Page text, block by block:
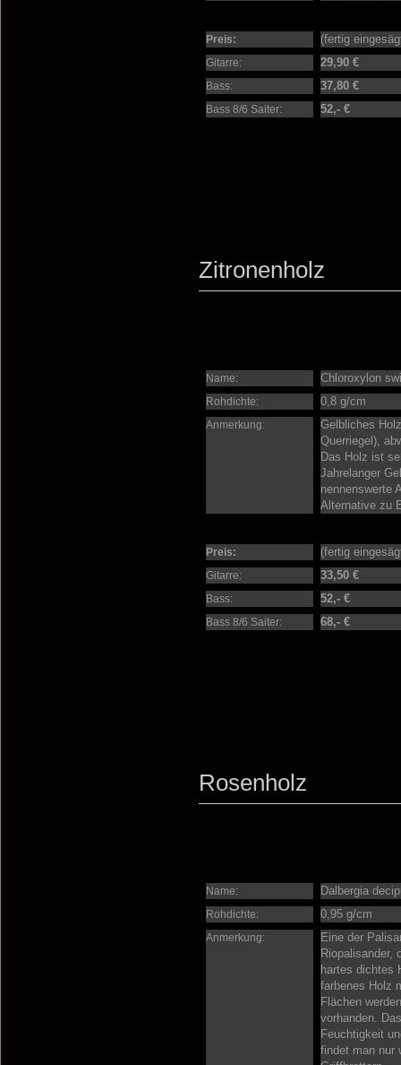
Preis: (fertig
Gitarre: 29,90 €
Bass: 37,80 €
Bass 8/6 Saiter: 52,- €
Zitronenholz
Name: Chloroxylon
Rohdichte: 0,8 g/cm
Anmerkung:
Gelbliches
Querriegel),
Das Holz ist
Jahrelanger
nennenswerte
Alternative zu
Preis: (fertig
Gitarre: 33,50 €
Bass: 52,- €
Bass 8/6 Saiter: 68,- €
Rosenholz
Name: Dalbergia
Rohdichte: 0,95 g/cm
Anmerkung:
Eine der
Riopalisander,
hartes dichtes
farbenes Holz
Flächen
vorhanden.
Feuchtigkeit
findet man nur